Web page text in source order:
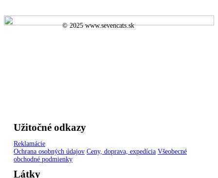
© 2025 www.sevencats.sk
Užitočné odkazy
Reklamácie
Ochrana osobných údajov Ceny, doprava, expedícia Všeobecné
obchodné podmienky
Látky